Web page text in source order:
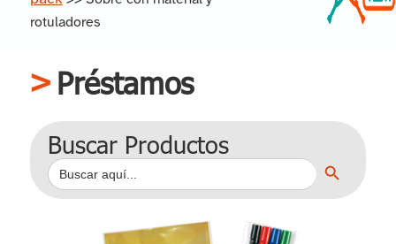
rotuladores
Préstamos
Buscar Productos
Buscar: